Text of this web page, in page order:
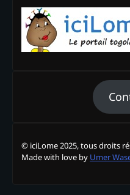
© iciLome 2025, tous droits
Made with love by Umer